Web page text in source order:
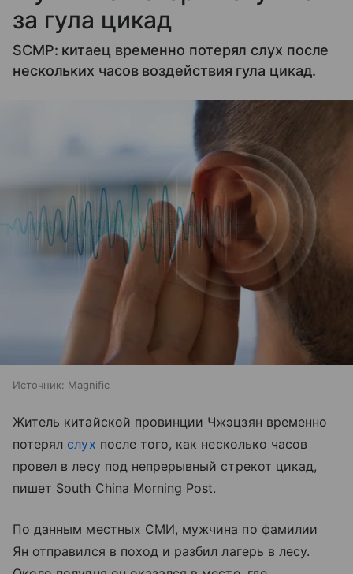
за гула цикад
SCMP: китаец временно потерял слух после
нескольких часов воздействия гула цикад.
Источник: Magnific
Житель китайской провинции Чжэцзян временно
потерял слух после того, как несколько часов
провел в лесу под непрерывный стрекот цикад,
пишет South China Morning Post.
По данным местных СМИ, мужчина по фамилии
Ян отправился в поход и разбил лагерь в лесу.